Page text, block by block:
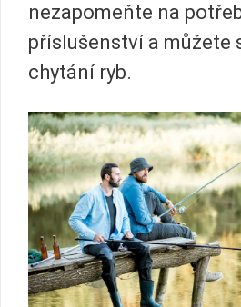
nezapomeňte na
příslušenství a můžete
chytání ryb.